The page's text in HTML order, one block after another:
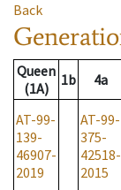
Back
Queen
(1A)
1b 4a
AT-99-
139-
46907-
2019
AT-99-
375-
42518-
2015